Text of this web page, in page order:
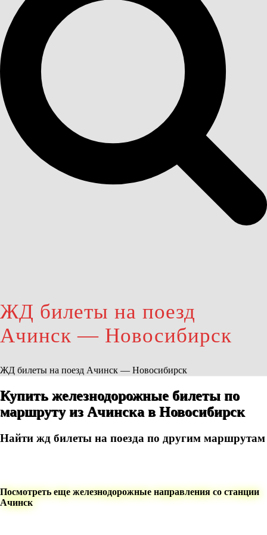
ЖД билеты на поезд
Ачинск — Новосибирск
ЖД билеты на поезд Ачинск — Новосибирск
Купить железнодорожные билеты по
маршруту из Ачинска в Новосибирск
Найти жд билеты на поезда по другим маршрутам
Посмотреть еще железнодорожные направления со станции
Ачинск